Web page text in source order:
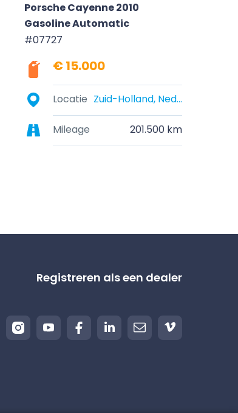
Porsche Cayenne 2010
Gasoline Automatic
#07727
€ 15.000
Locatie Zuid-Holland, Nederland
Mileage 201.500 km
Registreren als een dealer